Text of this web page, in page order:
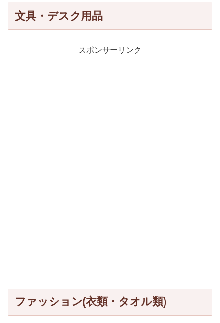
文具・デスク用品
スポンサーリンク
ファッション(衣類・タオル類)